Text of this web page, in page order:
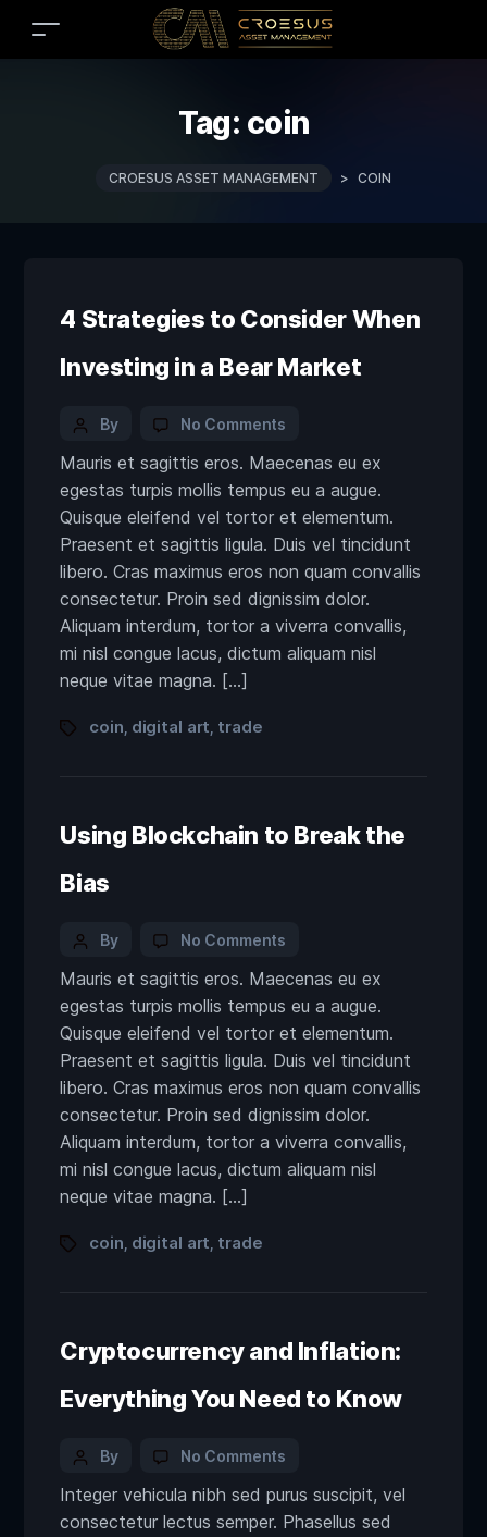
Tag: coin
CROESUS ASSET MANAGEMENT > COIN
4 Strategies to Consider When
Investing in a Bear Market
By No Comments
Mauris et sagittis eros. Maecenas eu ex
egestas turpis mollis tempus eu a augue.
Quisque eleifend vel tortor et elementum.
Praesent et sagittis ligula. Duis vel tincidunt
libero. Cras maximus eros non quam convallis
consectetur. Proin sed dignissim dolor.
Aliquam interdum, tortor a viverra convallis,
mi nisl congue lacus, dictum aliquam nisl
neque vitae magna. […]
coin digital art trade
Using Blockchain to Break the
Bias
By No Comments
Mauris et sagittis eros. Maecenas eu ex
egestas turpis mollis tempus eu a augue.
Quisque eleifend vel tortor et elementum.
Praesent et sagittis ligula. Duis vel tincidunt
libero. Cras maximus eros non quam convallis
consectetur. Proin sed dignissim dolor.
Aliquam interdum, tortor a viverra convallis,
mi nisl congue lacus, dictum aliquam nisl
neque vitae magna. […]
coin digital art trade
Cryptocurrency and Inflation:
Everything You Need to Know
By No Comments
Integer vehicula nibh sed purus suscipit, vel
consectetur lectus semper. Phasellus sed